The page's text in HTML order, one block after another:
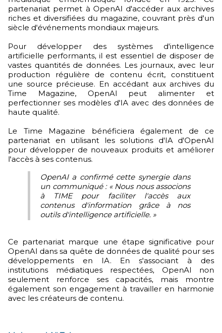
partenariat permet à OpenAI d'accéder aux archives
riches et diversifiées du magazine, couvrant près d'un
siècle d'événements mondiaux majeurs.
Pour développer des systèmes d'intelligence
artificielle performants, il est essentiel de disposer de
vastes quantités de données. Les journaux, avec leur
production régulière de contenu écrit, constituent
une source précieuse. En accédant aux archives du
Time Magazine, OpenAI peut alimenter et
perfectionner ses modèles d'IA avec des données de
haute qualité.
Le Time Magazine bénéficiera également de ce
partenariat en utilisant les solutions d'IA d'OpenAI
pour développer de nouveaux produits et améliorer
l'accès à ses contenus.
OpenAI a confirmé cette synergie dans
un communiqué : « Nous nous associons
à TIME pour faciliter l'accès aux
contenus d'information grâce à nos
outils d'intelligence artificielle. »
Ce partenariat marque une étape significative pour
OpenAI dans sa quête de données de qualité pour ses
développements en IA. En s'associant à des
institutions médiatiques respectées, OpenAI non
seulement renforce ses capacités, mais montre
également son engagement à travailler en harmonie
avec les créateurs de contenu.